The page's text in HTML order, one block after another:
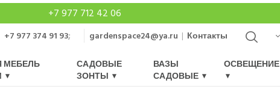
+7 977 712 42 06
+7 977 374 91 93; gardenspace24@ya.ru | Контакты
МЕБЕЛЬ
САДОВЫЕ
ЗОНТЫ
ВАЗЫ
САДОВЫЕ
ОСВЕЩЕНИЕ